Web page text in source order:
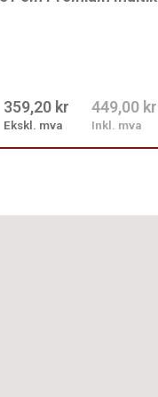
359,20 kr
Ekskl. mva
449,00 kr
Inkl. mva